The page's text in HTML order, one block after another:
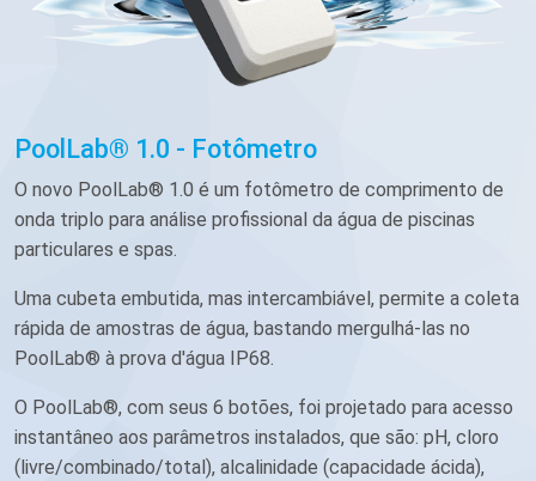
PoolLab® 1.0 - Fotômetro
O novo PoolLab® 1.0 é um fotômetro de comprimento de
onda triplo para análise profissional da água de piscinas
particulares e spas.
Uma cubeta embutida, mas intercambiável, permite a coleta
rápida de amostras de água, bastando mergulhá-las no
PoolLab® à prova d'água IP68.
O PoolLab®, com seus 6 botões, foi projetado para acesso
instantâneo aos parâmetros instalados, que são: pH, cloro
(livre/combinado/total), alcalinidade (capacidade ácida),